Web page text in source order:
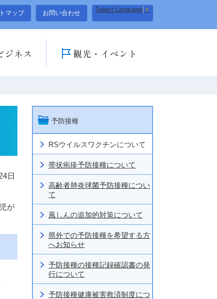
マップ お問い合わせ Select Language ▼
ジネス 観光・イベント
日
が
予防接種
RSウイルスワクチンについて
帯状疱疹予防接種について
高齢者肺炎球菌予防接種につい
て
風しんの追加的対策について
県外での予防接種を希望する方
へお知らせ
予防接種の接種記録確認書の発
行について
予防接種健康被害救済制度につ